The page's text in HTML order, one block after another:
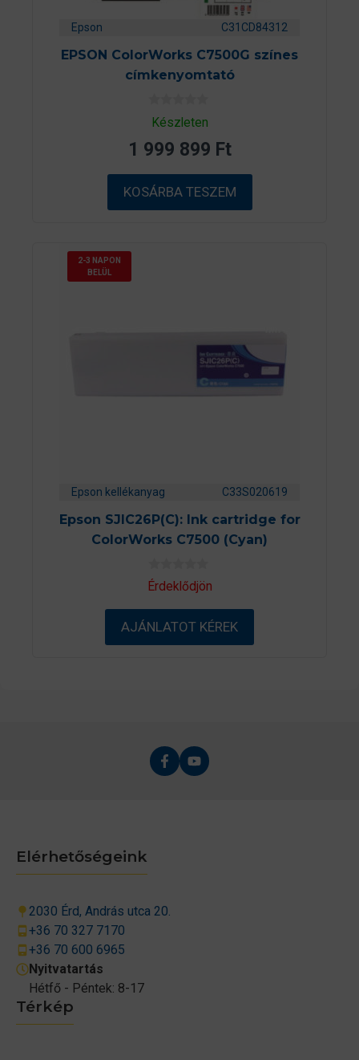
Epson C31CD84312
EPSON ColorWorks C7500G színes
címkenyomtató
0
a
5
b
ő
l
Készleten
1 999 899 Ft
KOSÁRBA TESZEM
2-3 NAPON
BELÜL
Epson kellékanyag C33S020619
Epson SJIC26P(C): Ink cartridge for
ColorWorks C7500 (Cyan)
0
a
-
ő
Érdeklődjön
AJÁNLATOT KÉREK
Térkép
Elérhetőségeink
2030 Érd, András utca 20.
+36 70 327 7170
+36 70 600 6965
Nyitvatartás
Hétfő - Péntek: 8-17